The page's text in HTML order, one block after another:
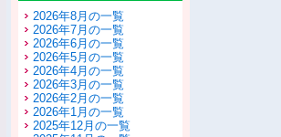
2026年8月の一覧
2026年7月の一覧
2026年6月の一覧
2026年5月の一覧
2026年4月の一覧
2026年3月の一覧
2026年2月の一覧
2026年1月の一覧
2025年12月の一覧